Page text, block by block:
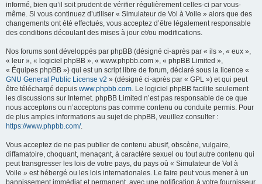
informé, bien qu’il soit prudent de vérifier régulièrement celles-ci par vous-
même. Si vous continuez d’utiliser « Simulateur de Vol à Voile » alors que des
changements ont été effectués, vous acceptez d’être légalement responsable
des conditions découlant des mises à jour et/ou modifications.
Nos forums sont développés par phpBB (désigné ci-après par « ils », « eux »,
« leur », « logiciel phpBB », « www.phpbb.com », « phpBB Limited »,
« Équipes phpBB ») qui est un script libre de forum, déclaré sous la licence «
GNU General Public License v2 » (désigné ci-après par « GPL ») et qui peut
être téléchargé depuis www.phpbb.com. Le logiciel phpBB facilite seulement
les discussions sur Internet. phpBB Limited n’est pas responsable de ce que
nous acceptons ou n’acceptons pas comme contenu ou conduite permis. Pour
de plus amples informations au sujet de phpBB, veuillez consulter :
https://www.phpbb.com/.
Vous acceptez de ne pas publier de contenu abusif, obscène, vulgaire,
diffamatoire, choquant, menaçant, à caractère sexuel ou tout autre contenu qui
peut transgresser les lois de votre pays, du pays où « Simulateur de Vol à
Voile » est hébergé ou les lois internationales. Le faire peut vous mener à un
bannissement immédiat et permanent, avec une notification à votre fournisseur